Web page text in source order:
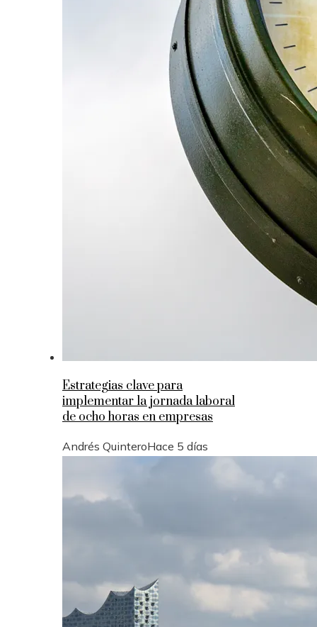
Estrategias clave para
implementar la jornada laboral
de ocho horas en empresas
Andrés QuinteroHace 5 días